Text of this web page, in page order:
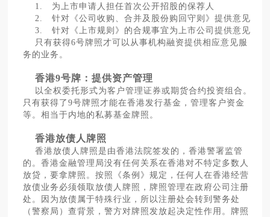
1. 为上市申请人担任首次公开招股的保荐人
2. 针对《公司收购、合并及股份购回守则》提供意见
3. 针对《上市规则》的合规事宜为上市公司提供意见
只有获得6号牌照才可以从事机构融资提供相应意见服
务的业务。
香港9号牌：提供资产管理
以全权委托形式为客户管理证券或期货合约投资组合。
只有获得了9号牌照才能在香港发行基金，管理客户资金
等。相当于内地的私募基金牌照。
香港放债人牌照
香港放债人牌照是由香港法院签发的，香港警署监管
的。香港金融管理局没有任何关系在香港对不特定多数人
放贷，要拿牌照。按照《条例》规定，任何人在香港经营
放债业务必须领取放债人牌照，牌照管理在政府公司注册
处。因为放债属于特殊行业，所以注册处会转到警务处
（警察局）查背景，警方对牌照发放起决定性作用。牌照